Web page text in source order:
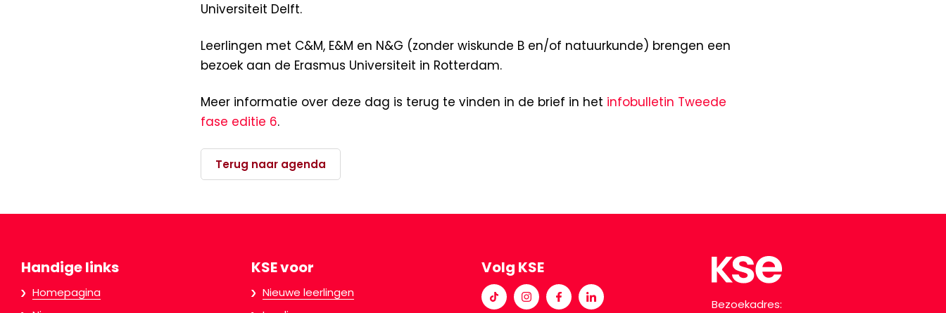
Universiteit Delft.
Leerlingen met C&M, E&M en N&G (zonder wiskunde B en/of natuurkunde) brengen een
bezoek aan de Erasmus Universiteit in Rotterdam.
Meer informatie over deze dag is terug te vinden in de brief in het infobulletin Tweede
fase editie 6.
Terug naar agenda
Handige links
Homepagina
KSE voor
Nieuwe leerlingen
Volg KSE
Bezoekadres: